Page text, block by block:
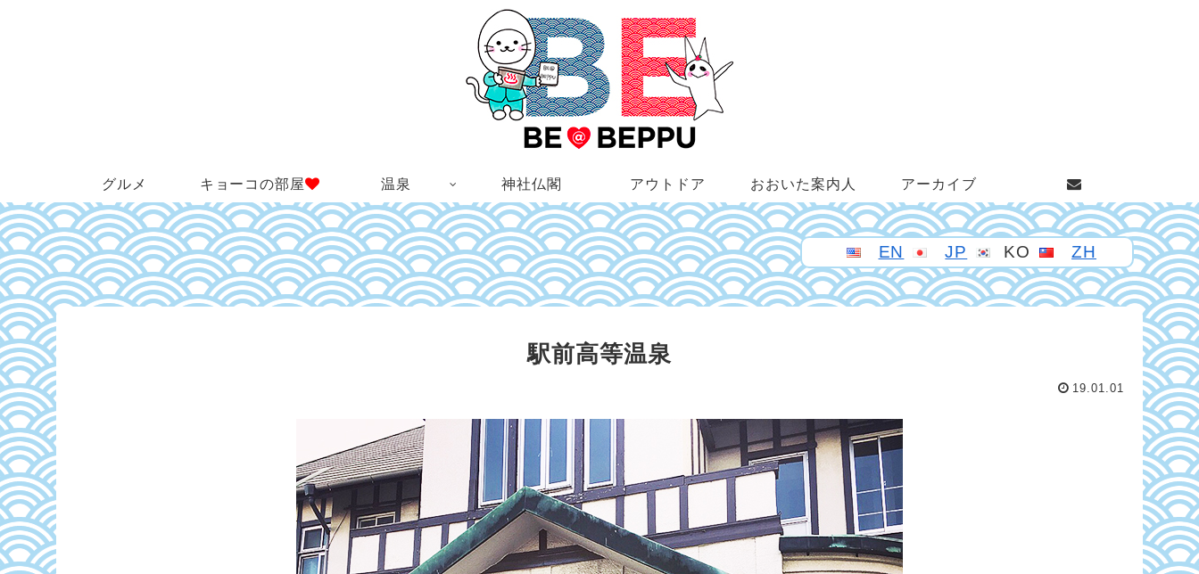
グルメ キョーコの部屋 温泉 神社仏閣 アウトドア おおいた案内人 アーカイブ
EN JP KO ZH
駅前高等温泉
19.01.01